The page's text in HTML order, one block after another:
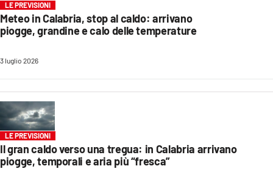
App
ANDROID
APPLE
LE PREVISIONI
Meteo in Calabria, stop al caldo: arrivano
piogge, grandine e calo delle temperature
3 luglio 2026
LE PREVISIONI
Il gran caldo verso una tregua: in Calabria arrivano
piogge, temporali e aria più “fresca”